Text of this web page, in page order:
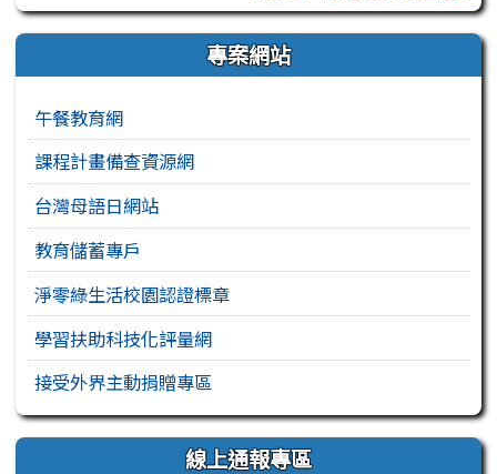
專案網站
午餐教育網
課程計畫備查資源網
台灣母語日網站
教育儲蓄專戶
淨零綠生活校園認證標章
學習扶助科技化評量網
接受外界主動捐贈專區
線上通報專區